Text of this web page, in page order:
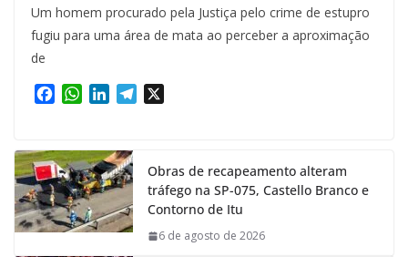
Um homem procurado pela Justiça pelo crime de estupro
fugiu para uma área de mata ao perceber a aproximação
de
e
b
o
o
k
W
t
s
A
p
p
k
e
d
I
n
m
Obras de recapeamento alteram
tráfego na SP-075, Castello Branco e
Contorno de Itu
6 de agosto de 2026